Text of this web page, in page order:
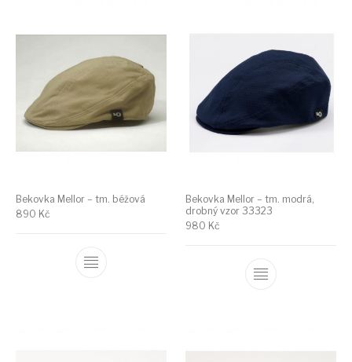
Bekovka Mellor – tm. béžová
890 Kč
Bekovka Mellor – tm. modrá,
drobný vzor 33323
980 Kč